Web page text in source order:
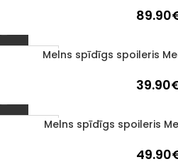
89.90
IzpārdotsMelns spīdīgs spoileris
39.90
IzpārdotsMelns spīdīgs spoileris
49.90